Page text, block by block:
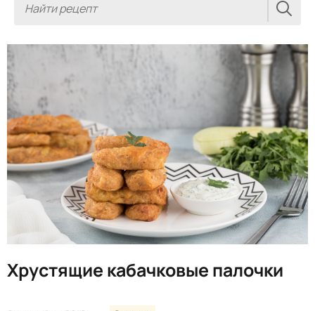
Хрустящие кабачковые палочки